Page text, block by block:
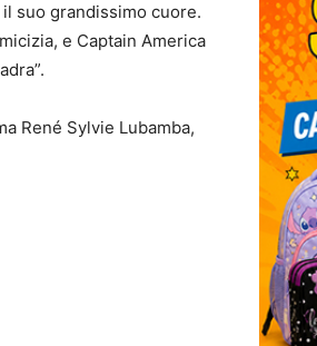
suo grandissimo cuore.
e Captain America
René Sylvie Lubamba,